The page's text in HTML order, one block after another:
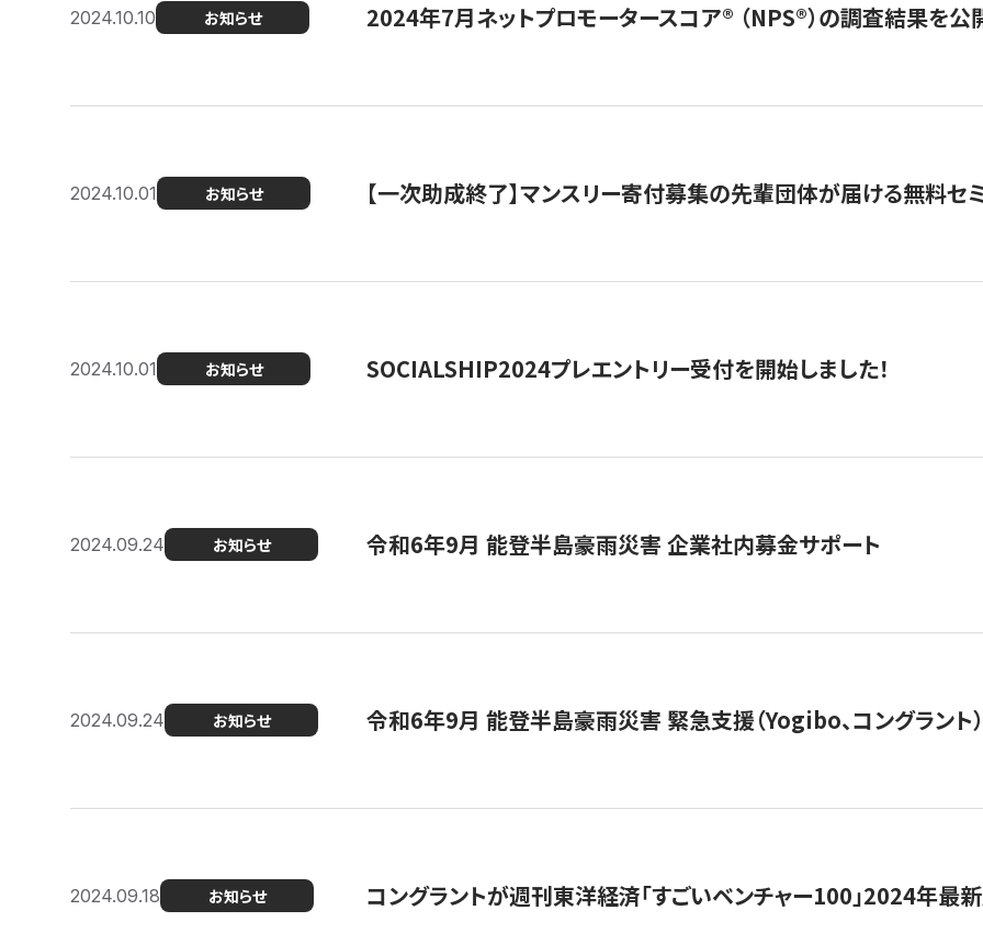
2024.10.10 お知らせ 2024年7月ネットプロモータースコア®︎ （NPS®︎）の調査結果を公
2024.10.01 お知らせ 【一次助成終了】マンスリー寄付募集の先輩団体が届ける無料セ
2024.10.01 お知らせ SOCIALSHIP2024プレエントリー受付を開始しました！
2024.09.24 お知らせ 令和6年9月 能登半島豪雨災害 企業社内募金サポート
2024.09.24 お知らせ 令和6年9月 能登半島豪雨災害 緊急支援（Yogibo、コングラント）
2024.09.18 お知らせ コングラントが週刊東洋経済「すごいベンチャー100」2024年最